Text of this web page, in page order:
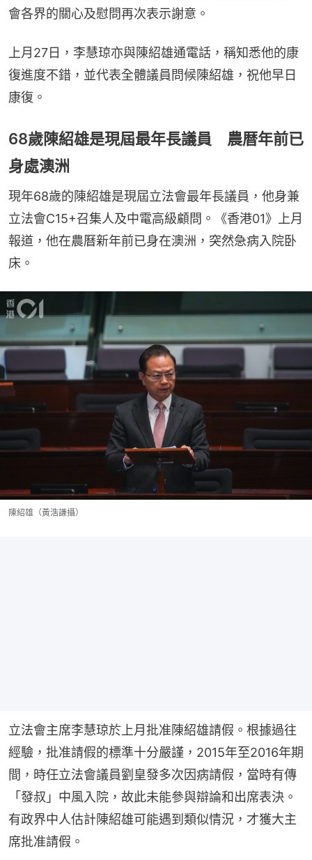
會各界的關心及慰問再次表示謝意。
上月27日，李慧琼亦與陳紹雄通電話，稱知悉他的康
復進度不錯，並代表全體議員問候陳紹雄，祝他早日
康復。
68歲陳紹雄是現屆最年長議員 農暦年前已
身處澳洲
現年68歲的陳紹雄是現屆立法會最年長議員，他身兼
立法會C15+召集人及中電高級顧問。《香港01》上月
報道，他在農曆新年前已身在澳洲，突然急病入院卧
床。
陳紹雄（黃浩謙攝）
立法會主席李慧琼於上月批准陳紹雄請假。根據過往
經驗，批准請假的標準十分嚴謹，2015年至2016年期
間，時任立法會議員劉皇發多次因病請假，當時有傳
「發叔」中風入院，故此未能參與辯論和出席表決。
有政界中人估計陳紹雄可能遇到類似情況，才獲大主
席批准請假。